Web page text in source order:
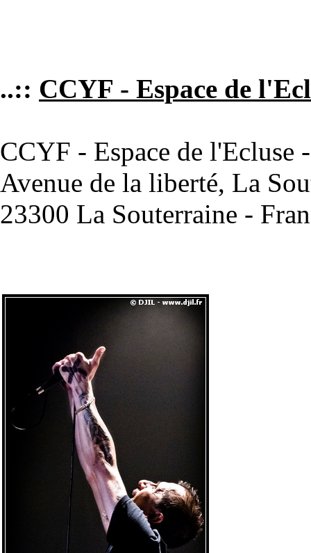
..:: CCYF - Espace de
CCYF - Espace de l'Ecluse
Avenue de la liberté, La
23300 La Souterraine -